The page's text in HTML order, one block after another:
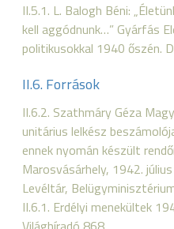
II.5.1. L. Balogh Béni:
kell aggódnunk…” Gyárfás
politikusokkal 1940 őszén.
II.6. Források
II.6.2. Szathmáry Géza
unitárius lelkész
ennek nyomán készült
Marosvásárhely, 1942.
Levéltár,
II.6.1. Erdélyi menekültek